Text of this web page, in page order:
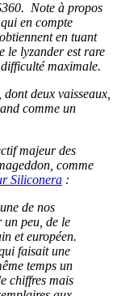
Note à propos
en compte
en tuant
le lyzander est rare
maximale.
deux vaisseaux,
comme un
majeur des
comme
Siliconera :
de nos
un peu, de le
et européen.
faisait une
temps un
chiffres mais